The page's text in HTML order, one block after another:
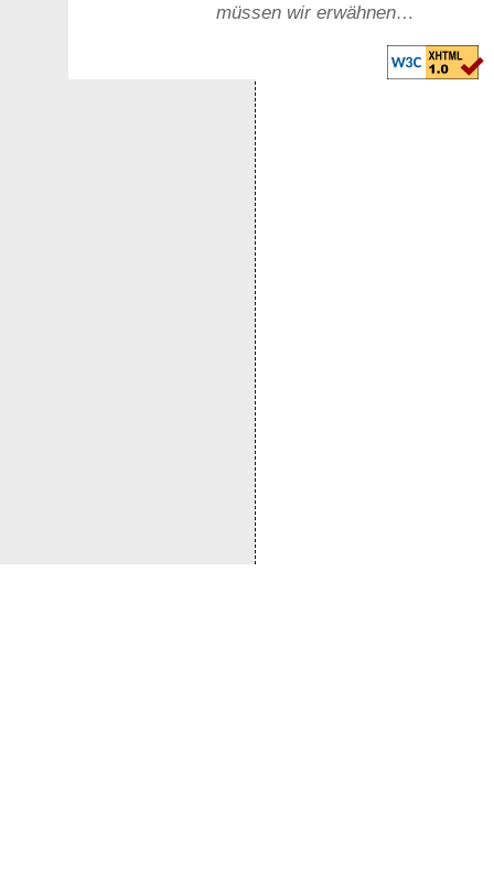
müssen wir erwähnen…